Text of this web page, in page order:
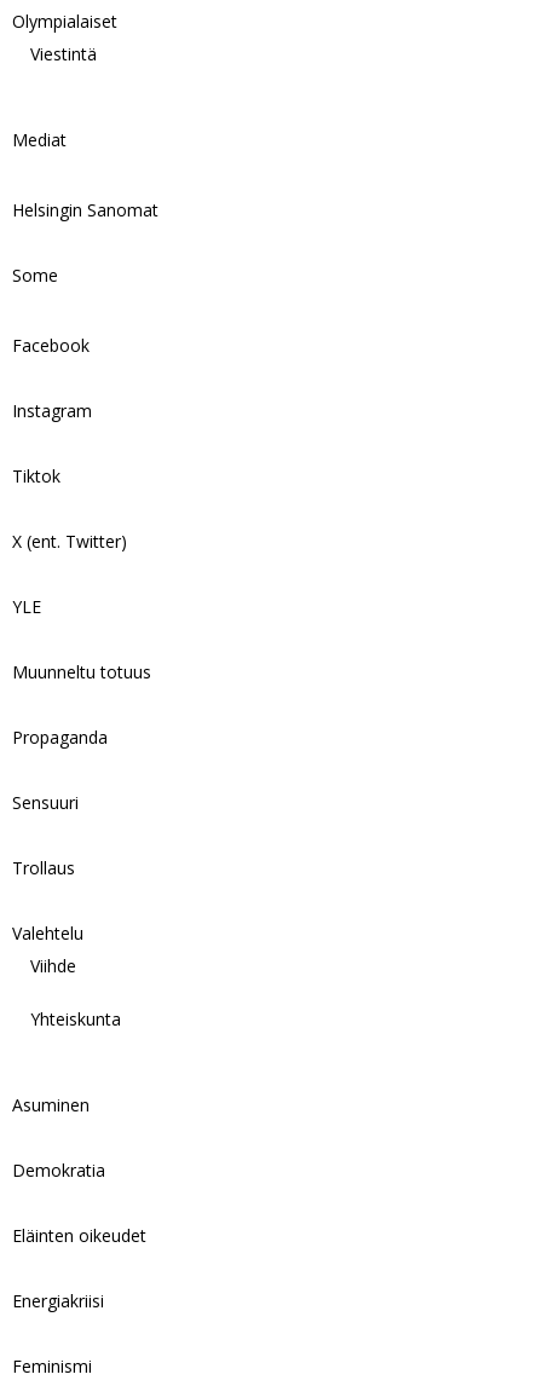
Olympialaiset
Viestintä
Mediat
Helsingin Sanomat
Some
Facebook
Instagram
Tiktok
X (ent. Twitter)
YLE
Muunneltu totuus
Propaganda
Sensuuri
Trollaus
Valehtelu
Viihde
Yhteiskunta
Asuminen
Demokratia
Eläinten oikeudet
Energiakriisi
Feminismi